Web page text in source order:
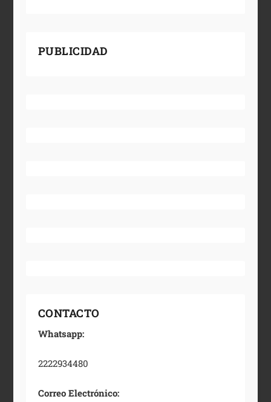
PUBLICIDAD
CONTACTO
Whatsapp:
2222934480
Correo Electrónico: